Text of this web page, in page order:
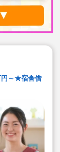
～★宿舎借